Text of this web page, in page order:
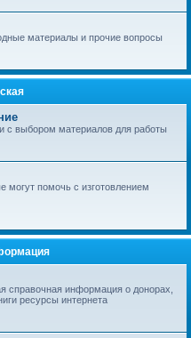
материалы и прочие вопросы
с выбором материалов для работы
могут помочь с изготовлением
справочная информация о донорах,
ресурсы интернета